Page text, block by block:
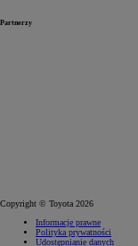
Partnerzy
Copyright © Toyota 2026
Informacje prawne
Polityka prywatności
Udostępnianie danych